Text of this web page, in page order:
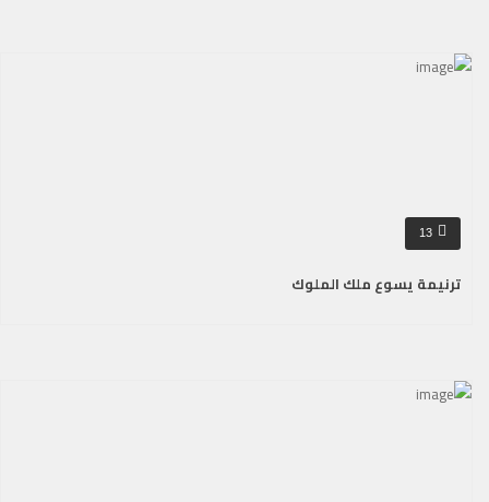
13
ترنيمة يسوع ملك الملوك